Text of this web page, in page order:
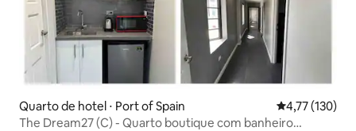
Quarto de hotel ⋅ Port of Spain 4,77 de uma
4,77 (130)
The Dream27 (C) - Quarto boutique com banheiro